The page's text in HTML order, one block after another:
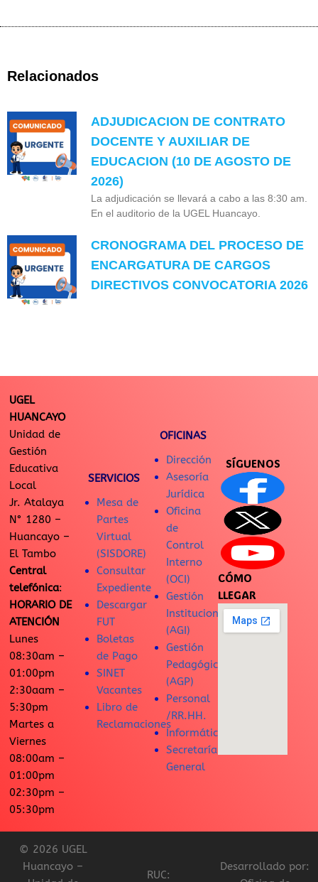
Relacionados
ADJUDICACION DE CONTRATO
DOCENTE Y AUXILIAR DE
EDUCACION (10 DE AGOSTO DE
2026)
La adjudicación se llevará a cabo a las 8:30 am.
En el auditorio de la UGEL Huancayo.
CRONOGRAMA DEL PROCESO DE
ENCARGATURA DE CARGOS
DIRECTIVOS CONVOCATORIA 2026
UGEL
HUANCAYO
Unidad de
Gestión
Educativa
Local
Jr. Atalaya
N° 1280 –
Huancayo –
El Tambo
Central
telefónica:
HORARIO DE
ATENCIÓN
Lunes
08:30am –
01:00pm
2:30aam –
5:30pm
Martes a
Viernes
08:00am –
01:00pm
02:30pm –
05:30pm
SERVICIOS
Mesa de
Partes
Virtual
(SISDORE)
Consultar
Expediente
Descargar
FUT
Boletas
de Pago
SINET
Vacantes
Libro de
Reclamaciones
OFICINAS
Dirección
Asesoría
Jurídica
Oficina
de
Control
Interno
(OCI)
Gestión
Institucional
(AGI)
Gestión
Pedagógica
(AGP)
Personal
/RR.HH.
Informática
Secretaría
General
SÍGUENOS
CÓMO
LLEGAR
© 2026 UGEL
Huancayo –
RUC:
Desarrollado por: